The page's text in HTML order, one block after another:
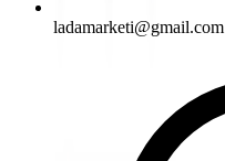
ladamarketi@gmail.com